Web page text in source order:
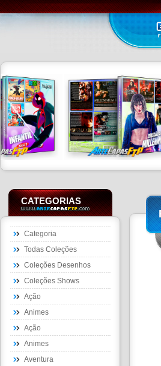
CATEGORIAS
Categoria
Todas Coleções
Coleções Desenhos
Coleções Shows
Ação
Animes
Ação
Animes
Aventura